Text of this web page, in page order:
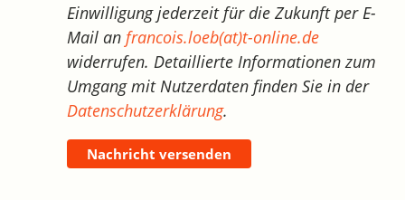
Einwilligung jederzeit für die Zukunft per E-
Mail anfrancois.loeb(at)t-online.de
widerrufen. Detaillierte Informationen zum
Umgang mit Nutzerdaten finden Sie in der
Datenschutzerklärung.
Nachricht versenden